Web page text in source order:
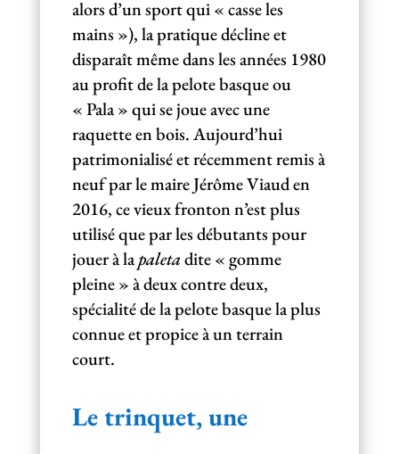
alors d’un sport qui « casse les
mains »), la pratique décline et
disparaît même dans les années 1980
au profit de la pelote basque ou
« Pala » qui se joue avec une
raquette en bois. Aujourd’hui
patrimonialisé et récemment remis à
neuf par le maire Jérôme Viaud en
2016, ce vieux fronton n’est plus
utilisé que par les débutants pour
jouer à lapaletadite « gomme
pleine » à deux contre deux,
spécialité de la pelote basque la plus
connue et propice à un terrain
court.
Le trinquet, une